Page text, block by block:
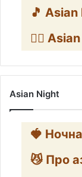
🎵
👯‍♀️
Asian Night
🍓
😼 Про